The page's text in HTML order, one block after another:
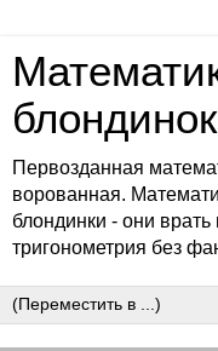
блондинок
Первозданная
ворованная.
блондинки - они
тригонометрия без